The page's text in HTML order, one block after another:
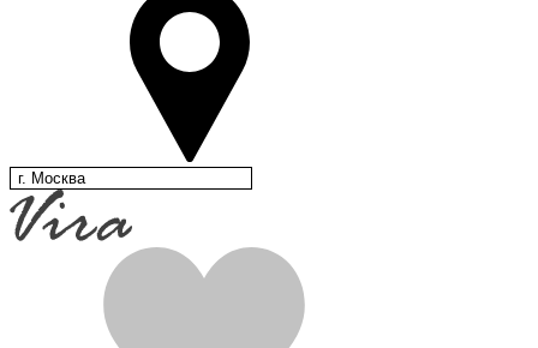
г. Москва